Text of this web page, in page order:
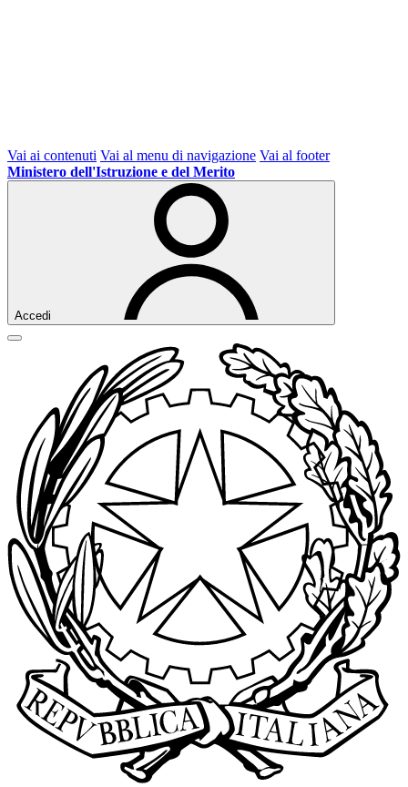
Vai ai contenuti Vai al menu di navigazione Vai al footer
Ministero dell'Istruzione e del Merito
Accedi